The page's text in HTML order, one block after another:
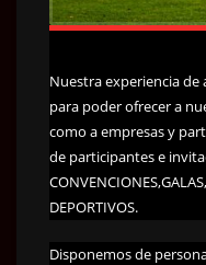
Nuestra experiencia
para poder ofrecer a
como a empresas y
de participantes e
DEPORTIVOS.
Disponemos de